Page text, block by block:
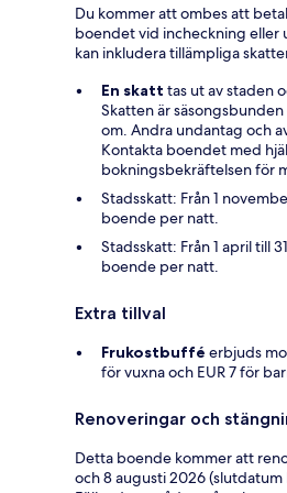
Du kommer att ombes att
boendet vid incheckning eller
kan inkludera tillämpliga
En skatt tas ut av staden
Skatten är
om. Andra undantag och
Kontakta boendet med
bokningsbekräftelsen för
Stadsskatt: Från 1
boende per natt.
Stadsskatt: Från 1 april till
boende per natt.
Extra tillval
Frukostbuffé erbjuds
för vuxna och EUR 7 för
Renoveringar och
Detta boende kommer att
och 8 augusti 2026 (slutdatum